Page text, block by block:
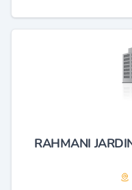
RAHMANI